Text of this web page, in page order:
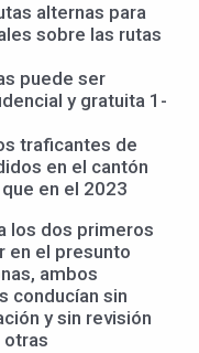
alternas para
sobre las rutas
puede ser
y gratuita 1-
traficantes de
en el cantón
en el 2023
los dos primeros
en el presunto
ambos
conducían sin
y sin revisión
otras